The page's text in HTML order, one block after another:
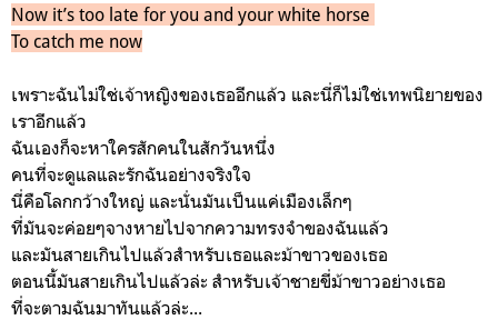
Now it’s too late for you and your white horse
To catch me now
เพราะฉันไม่ใช่เจ้าหญิงของเธออีกแล้ว และนี่ก็ไม่ใช่เทพนิยายของ
เราอีกแล้ว
ฉันเองก็จะหาใครสักคนในสักวันหนึ่ง
คนที่จะดูแลและรักฉันอย่างจริงใจ
นี่คือโลกกว้างใหญ่ และนั่นมันเป็นแค่เมืองเล็กๆ
ที่มันจะค่อยๆจางหายไปจากความทรงจำของฉันแล้ว
และมันสายเกินไปแล้วสำหรับเธอและม้าขาวของเธอ
ตอนนี้มันสายเกินไปแล้วล่ะ สำหรับเจ้าชายขี่ม้าขาวอย่างเธอ
ที่จะตามฉันมาทันแล้วล่ะ...